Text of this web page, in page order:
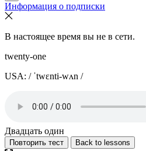
Информация о подписки
В настоящее время вы не в сети.
twenty-one
USA: / ˈtwɛnti-wʌn /
Двадцать один
Повторить тест Back to lessons